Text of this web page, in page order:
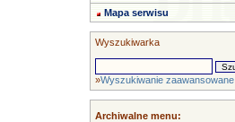
Mapa serwisu
Wyszukiwarka
»Wyszukiwanie zaawansowane
Archiwalne menu: